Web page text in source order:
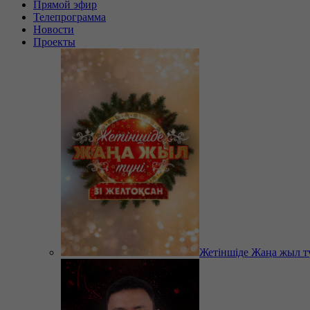
Прямой эфир
Телепрограмма
Новости
Проекты
Жетіншіде Жаңа жыл